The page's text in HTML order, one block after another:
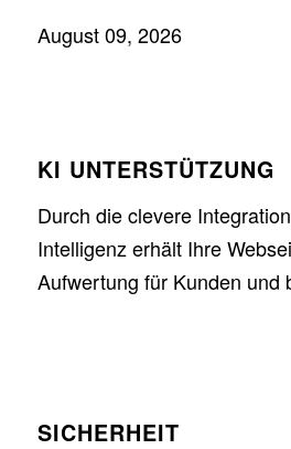
August 09, 2026
KI UNTERSTÜTZUNG
Durch die clevere
Intelligenz erhält Ihre
Aufwertung für Kunden und
SICHERHEIT